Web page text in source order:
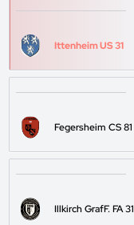
Ittenheim US 31
Fegersheim CS 81
Illkirch GrafF. FA 31